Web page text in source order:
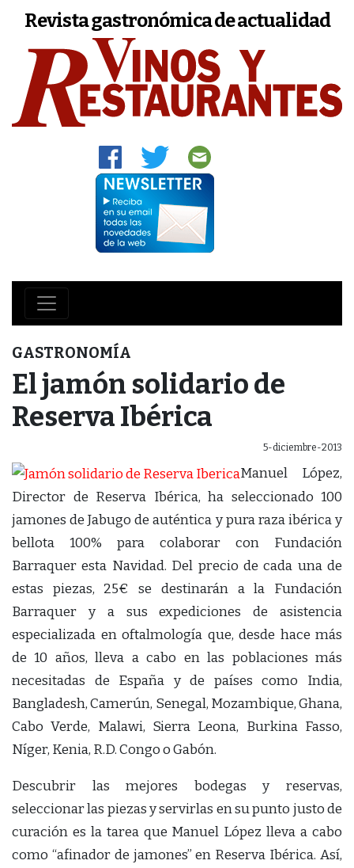
Revista gastronómica de actualidad
GASTRONOMÍA
El jamón solidario de
Reserva Ibérica
5-diciembre-2013
Manuel López,
Director de Reserva Ibérica, ha seleccionado 100
jamones de Jabugo de auténtica y pura raza ibérica y
bellota 100% para colaborar con Fundación
Barraquer esta Navidad. Del precio de cada una de
estas piezas, 25€ se destinarán a la Fundación
Barraquer y a sus expediciones de asistencia
especializada en oftalmología que, desde hace más
de 10 años, lleva a cabo en las poblaciones más
necesitadas de España y de países como India,
Bangladesh, Camerún, Senegal, Mozambique, Ghana,
Cabo Verde, Malawi, Sierra Leona, Burkina Fasso,
Níger, Kenia, R.D. Congo o Gabón.
Descubrir las mejores bodegas y reservas,
seleccionar las piezas y servirlas en su punto justo de
curación es la tarea que Manuel López lleva a cabo
como “afinador de jamones” en Reserva Ibérica. Así,